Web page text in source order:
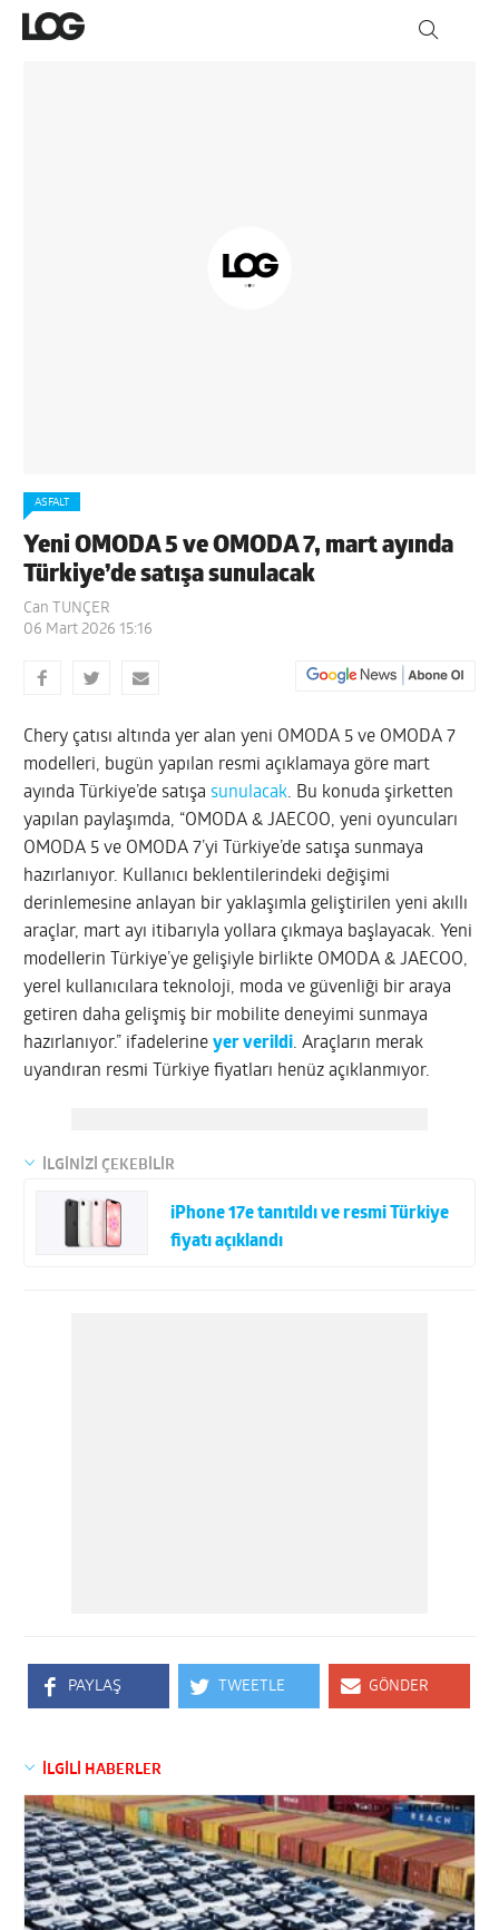
ASFALT
Yeni OMODA 5 ve OMODA 7, mart ayında
Türkiye’de satışa sunulacak
Can TUNÇER
06 Mart 2026 15:16
Chery çatısı altında yer alan yeni OMODA 5 ve OMODA 7
modelleri, bugün yapılan resmi açıklamaya göre mart
ayında Türkiye’de satışa sunulacak. Bu konuda şirketten
yapılan paylaşımda, “OMODA & JAECOO, yeni oyuncuları
OMODA 5 ve OMODA 7’yi Türkiye’de satışa sunmaya
hazırlanıyor. Kullanıcı beklentilerindeki değişimi
derinlemesine anlayan bir yaklaşımla geliştirilen yeni akıllı
araçlar, mart ayı itibarıyla yollara çıkmaya başlayacak. Yeni
modellerin Türkiye’ye gelişiyle birlikte OMODA & JAECOO,
yerel kullanıcılara teknoloji, moda ve güvenliği bir araya
getiren daha gelişmiş bir mobilite deneyimi sunmaya
hazırlanıyor.” ifadelerineyer verildi. Araçların merak
uyandıran resmi Türkiye fiyatları henüz açıklanmıyor.
İLGİNİZİ ÇEKEBİLİR
iPhone 17e tanıtıldı ve resmi Türkiye
fiyatı açıklandı
PAYLAŞ TWEETLE GÖNDER
İLGİLİ HABERLER